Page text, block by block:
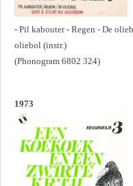
- Pil kabouter - Regen - De
oliebol (instr.)
(Phonogram 6802 324)
1973